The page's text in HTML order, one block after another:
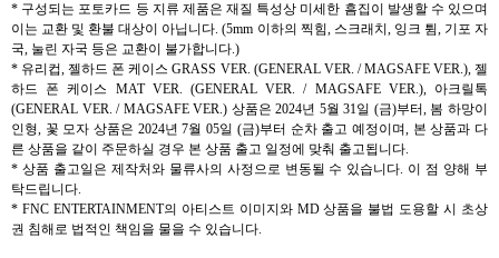
* 구성되는 포토카드 등 지류 제품은 재질 특성상 미세한 흠집이 발생할 수 있으며
이는 교환 및 환불 대상이 아닙니다. (5mm 이하의 찍힘, 스크래치 , 잉크 튐, 기포 자
국, 눌린 자국 등은 교환이 불가합니다.)
* 유리컵,젤하드 폰 케이스 GRASS VER. (GENERAL VER. / MAGSAFE VER.),젤
하드 폰 케이스 MAT VER. (GENERAL VER. / MAGSAFE VER.), 아크릴톡
(GENERAL VER. / MAGSAFE VER.) 상품은 2024년 5월31일 (금)부터, 봄 하망이
인형, 꽃 모자 상품은 2024년7월05일 (금)부터 순차 출고 예정이며, 본 상품과 다
른 상품을 같이 주문하실 경우 본 상품 출고 일정에 맞춰 출고됩니다.
* 상품 출고일은 제작처와 물류사의 사정으로 변동될 수 있습니다. 이 점 양해 부
탁드립니다.
* FNC ENTERTAINMENT의 아티스트 이미지와MD상품을 불법 도용할 시 초상
권 침해로 법적인 책임을 물을 수 있습니다.